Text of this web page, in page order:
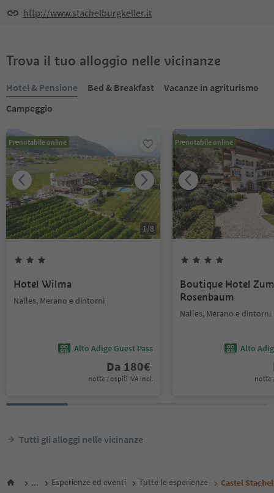
http://www.stachelburgkeller.it
Trova il tuo alloggio nelle vicinanze
Hotel & Pensione Bed & Breakfast
Vacanze in agriturismo
Campeggio
Prenotabile online
1/8
Hotel Wilma
Nalles, Merano e dintorni
Alto Adige Guest Pass
Da 180€
notte / ospiti IVA incl.
Prenotabile online
Boutique Hotel Zum
Rosenbaum
Nalles, Merano e dintorni
Alto
notte
Tutti gli alloggi nelle vicinanze
... Esperienze ed eventi Tutte le esperienze Castel